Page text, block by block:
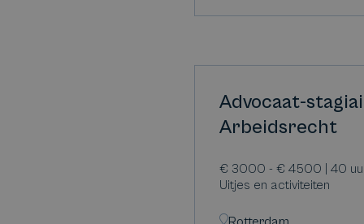
Advocaat-
Arbeidsrecht
€ 3000 - € 4500 | 40
Uitjes en activiteiten